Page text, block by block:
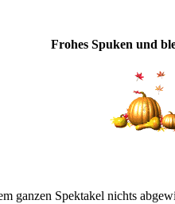
Frohes Spuken und
ganzen Spektakel nichts